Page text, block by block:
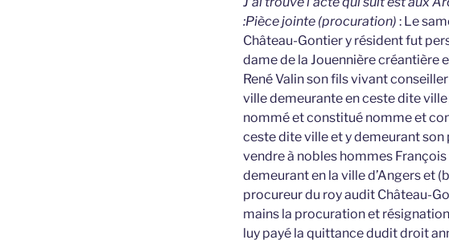
:Pièce jointe (procuration) : Le
Château-Gontier y résident fut
dame de la Jouennière créantière
René Valin son fils vivant
ville demeurante en ceste dite
nommé et constitué nomme et
ceste dite ville et y demeurant
vendre à nobles hommes
demeurant en la ville d’Angers et
procureur du roy audit Château-
mains la procuration et
luy payé la quittance dudit droit